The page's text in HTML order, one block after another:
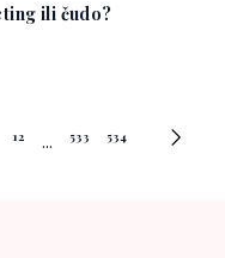
ili čudo?
12 ... 533 534